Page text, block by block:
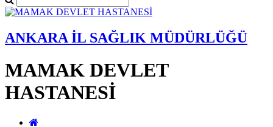
ANKARA İL SAĞLIK MÜDÜRLÜĞÜ
MAMAK DEVLET
HASTANESİ